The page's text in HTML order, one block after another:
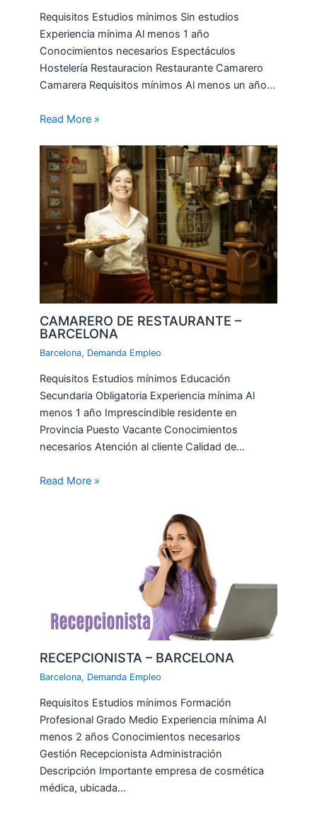
Requisitos Estudios mínimos Sin estudios
Experiencia mínima Al menos 1 año
Conocimientos necesarios Espectáculos
Hostelería Restauracion Restaurante Camarero
Camarera Requisitos mínimos Al menos un año…
Read More »
CAMARERO DE RESTAURANTE –
BARCELONA
Barcelona, Demanda Empleo
Requisitos Estudios mínimos Educación
Secundaria Obligatoria Experiencia mínima Al
menos 1 año Imprescindible residente en
Provincia Puesto Vacante Conocimientos
necesarios Atención al cliente Calidad de…
Read More »
RECEPCIONISTA – BARCELONA
Barcelona, Demanda Empleo
Requisitos Estudios mínimos Formación
Profesional Grado Medio Experiencia mínima Al
menos 2 años Conocimientos necesarios
Gestión Recepcionista Administración
Descripción Importante empresa de cosmética
médica, ubicada…